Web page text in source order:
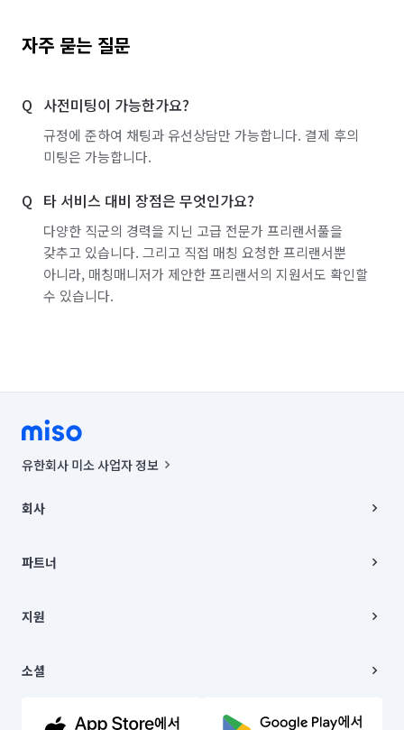
자주 묻는 질문
사전미팅이 가능한가요?
규정에 준하여 채팅과 유선상담만 가능합니다. 결제 후의
미팅은 가능합니다.
타 서비스 대비 장점은 무엇인가요?
다양한 직군의 경력을 지닌 고급 전문가 프리랜서풀을
갖추고 있습니다. 그리고 직접 매칭 요청한 프리랜서뿐
아니라, 매칭매니저가 제안한 프리랜서의 지원서도 확인할
수 있습니다.
유한회사 미소 사업자 정보
00019 |
주소 | 본사: 서울특별시 종로구 율곡로 6(중학동, 트윈트리빌딩) B동 5층
컨택센터 : 서울특별시 종로구 수송동 율곡로 24, 7층, 8층 미소
상품, 상품정보, 거래에 관한 의무와 책임은 거래당사자에게 있습니다.
언론 보도 관련 문의:
© 유한회사 미소. Miso, Inc. All Rights Reserved.
회사
채용
파트너
이사
지원
이용약관
문의하기
소셜
유튜브